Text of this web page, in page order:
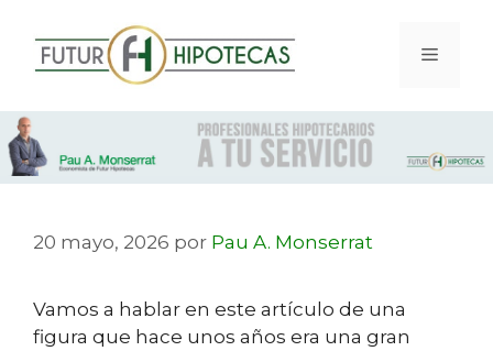
20 mayo, 2026 por Pau A. Monserrat
Vamos a hablar en este artículo de una
figura que hace unos años era una gran